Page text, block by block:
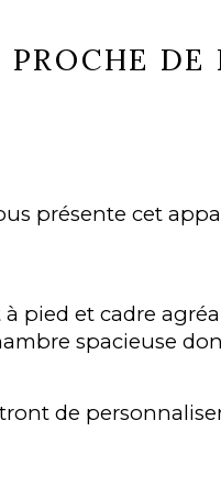
DE
présente cet
pied et cadre
spacieuse
de